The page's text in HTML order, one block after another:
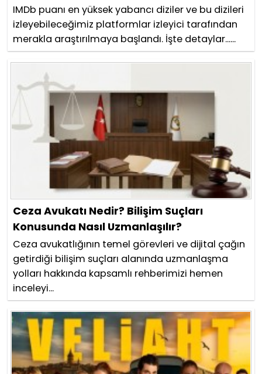
IMDb puanı en yüksek yabancı diziler ve bu dizileri
izleyebileceğimiz platformlar izleyici tarafından
merakla araştırılmaya başlandı. İşte detaylar......
Ceza Avukatı Nedir? Bilişim Suçları
Konusunda Nasıl Uzmanlaşılır?
Ceza avukatlığının temel görevleri ve dijital çağın
getirdiği bilişim suçları alanında uzmanlaşma
yolları hakkında kapsamlı rehberimizi hemen
inceleyi...